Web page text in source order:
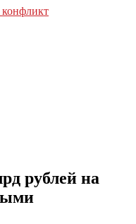
конфликт
рублей на